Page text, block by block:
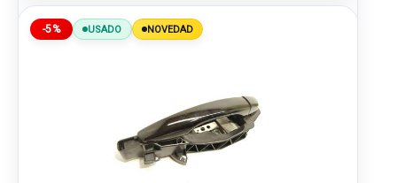
-5% USADO NOVEDAD